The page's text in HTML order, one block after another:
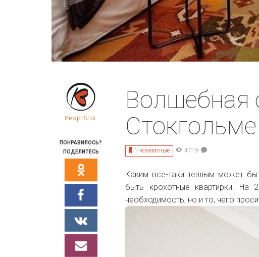
Квартблог
ПОНРАВИЛОСЬ?
ПОДЕЛИТЕСЬ
Волшебная
Стокгольме
1-комнатные 4719
Каким все-таки теплым может
быть крохотные квартирки! На
необходимость, но и то, чего